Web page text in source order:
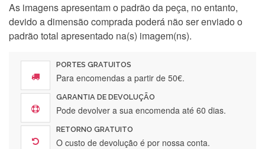
As imagens apresentam o padrão da peça, no entanto,
devido a dimensão comprada poderá não ser enviado o
padrão total apresentado na(s) imagem(ns).
PORTES GRATUITOS
Para encomendas a partir de 50€.
GARANTIA DE DEVOLUÇÃO
Pode devolver a sua encomenda até 60 dias.
RETORNO GRATUITO
O custo de devolução é por nossa conta.
Encomenda direitinha. Rapidez e segurança. Volto a
encomendar.